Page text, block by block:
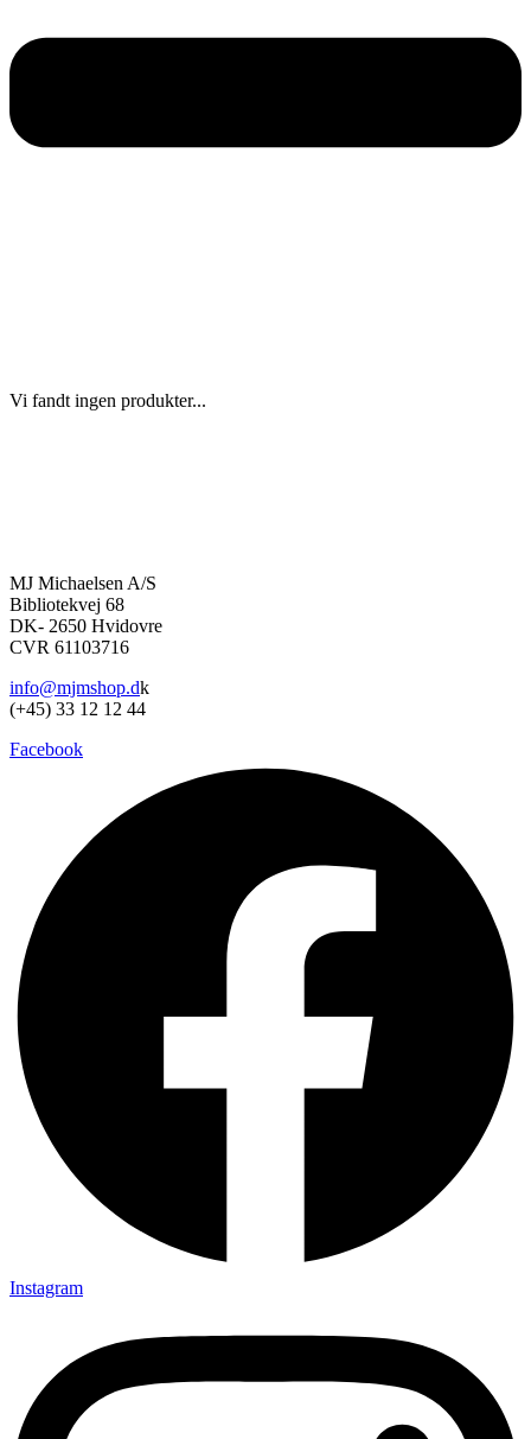
Vi fandt ingen produkter...
MJ Michaelsen A/S
Bibliotekvej 68
DK- 2650 Hvidovre
CVR 61103716
info@mjmshop.dk
(+45) 33 12 12 44
Facebook
Instagram